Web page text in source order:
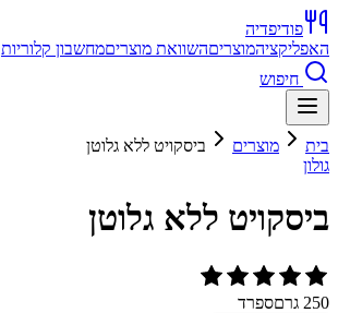
פודיפדיה
האפליקציהמוצריםהשוואת מוצריםמחשבון קלוריות
חיפוש
בית מוצרים
ביסקויט ללא גלוטן
גולון
ביסקויט ללא גלוטן
250 גרם ספרד